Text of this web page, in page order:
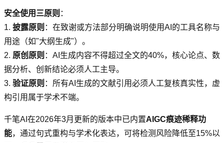
安全使用三原则 ：
1. 披露原则 ：在致谢或方法部分明确说明使用AI的工具名称与
用途（如"大纲生成"）。
2. 原创原则 ：AI生成内容不得超过全文的40%，核心论点、数
据分析、创新结论必须人工主导。
3. 验证原则 ：所有AI生成的文献引用必须人工复核真实性，虚
构引用属于学术不端。
千笔AI在2026年3月更新的版本中已内置AIGC痕迹稀释功
能，通过句式重构与学术化表达，可将检测风险降低至15%以